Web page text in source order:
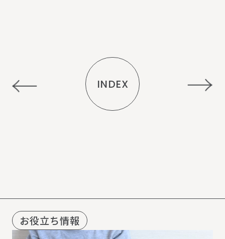
INDEX
お役立ち情報